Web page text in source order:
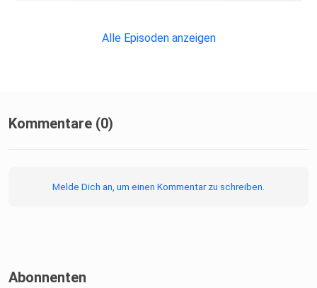
Alle Episoden anzeigen
Kommentare (0)
Melde Dich an, um einen Kommentar zu schreiben.
Abonnenten